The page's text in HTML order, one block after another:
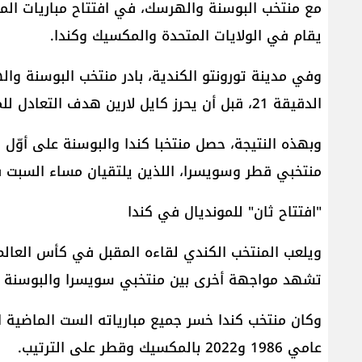
مع منتخب البوسنة والهرسك، في افتتاح مباريات
يقام في الولايات المتحدة والمكسيك وكندا.
وفي مدينة تورونتو الكندية، بادر منتخب
الدقيقة 21، قبل أن يحرز كايل لارين هدف التعادل للمنتخب الكندي في الدقيقة 78.
وبهذه النتيجة، حصل منتخبا كندا والبوسنة على
منتخبي قطر وسويسرا، اللذين يلتقيان مساء
"افتتاح ثان" للمونديال في كندا
ويلعب المنتخب الكندي لقاءه المقبل في كأس
تشهد مواجهة أخرى بين منتخبي سويسرا
وكان منتخب كندا خسر جميع مبارياته الست
عامي 1986 و2022 بالمكسيك وقطر على الترتيب.